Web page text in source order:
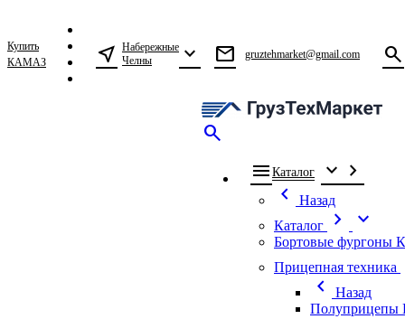
Купить
КАМАЗ
near_me Набережные
Челны
expand_more mail gruztehmarket@gmail.com search
search
menu Каталог expand_more chevron_right
chevron_left
Назад
Каталог
chevron_right expand_more
Бортовые
Прицепная техника
chevron_left
Назад